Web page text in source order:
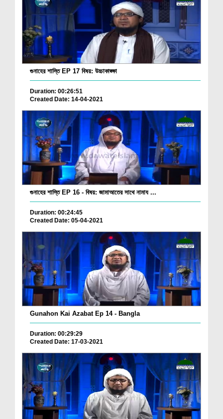
গুনাহের শাস্তি EP 17 বিষয়: উচ্চাকাঙ্ক্ষা
Duration: 00:26:51
Created Date: 14-04-2021
গুনাহের শাস্তি EP 16 - বিষয়: জামাআতের সাথে নামায ...
Duration: 00:24:45
Created Date: 05-04-2021
Gunahon Kai Azabat Ep 14 - Bangla
Duration: 00:29:29
Created Date: 17-03-2021